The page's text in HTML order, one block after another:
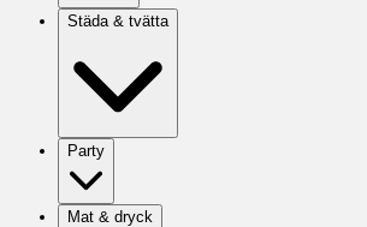
Städa & tvätta
Party
Mat & dryck